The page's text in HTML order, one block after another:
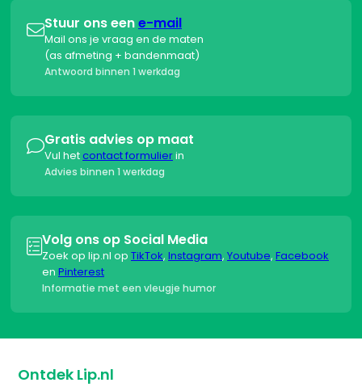
Stuur ons eene-mail
Mail ons je vraag en de maten
(as afmeting + bandenmaat)
Antwoord binnen 1 werkdag
Gratis advies op maat
Vul hetcontact formulierin
Advies binnen 1 werkdag
Volg ons op Social Media
Zoek op lip.nl op TikTok, Instagram, Youtube, Facebook
en Pinterest
Informatie met een vleugje humor
Ontdek Lip.nl